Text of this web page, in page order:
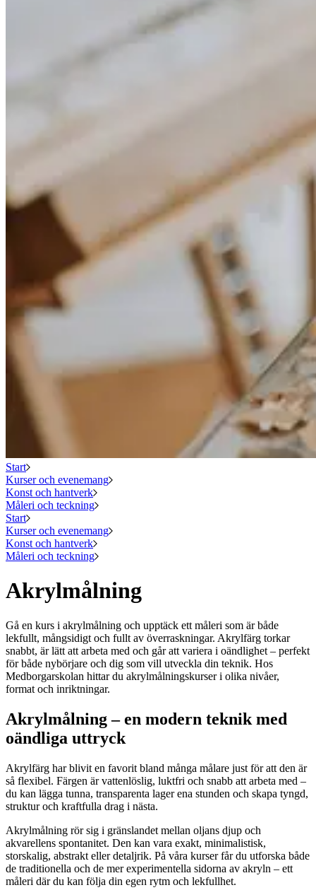
Start
Kurser och evenemang
Konst och hantverk
Måleri och teckning
Start
Kurser och evenemang
Konst och hantverk
Måleri och teckning
Akrylmålning
Gå en kurs i akrylmålning och upptäck ett måleri som är både
lekfullt, mångsidigt och fullt av överraskningar. Akrylfärg torkar
snabbt, är lätt att arbeta med och går att variera i oändlighet – perfekt
för både nybörjare och dig som vill utveckla din teknik. Hos
Medborgarskolan hittar du akrylmålningskurser i olika nivåer,
format och inriktningar.
Akrylmålning – en modern teknik med
oändliga uttryck
Akrylfärg har blivit en favorit bland många målare just för att den är
så flexibel. Färgen är vattenlöslig, luktfri och snabb att arbeta med –
du kan lägga tunna, transparenta lager ena stunden och skapa tyngd,
struktur och kraftfulla drag i nästa.
Akrylmålning rör sig i gränslandet mellan oljans djup och
akvarellens spontanitet. Den kan vara exakt, minimalistisk,
storskalig, abstrakt eller detaljrik. På våra kurser får du utforska både
de traditionella och de mer experimentella sidorna av akryln – ett
måleri där du kan följa din egen rytm och lekfullhet.